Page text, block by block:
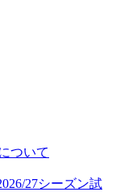
ついて
27シーズン試